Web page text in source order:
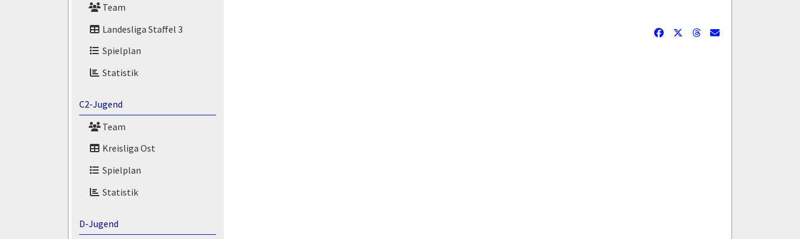
Team
Landesliga Staffel 3
Spielplan
Statistik
C2-Jugend
Team
Kreisliga Ost
Spielplan
Statistik
D-Jugend